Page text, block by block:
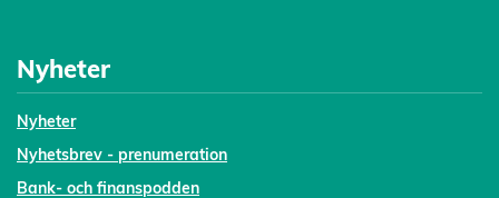
Nyheter
Nyheter
Nyhetsbrev - prenumeration
Bank- och finanspodden